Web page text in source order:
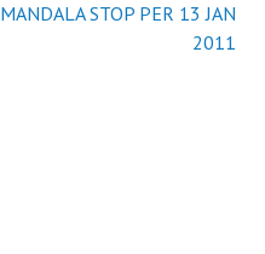
MANDALA STOP PER 13 JAN
2011